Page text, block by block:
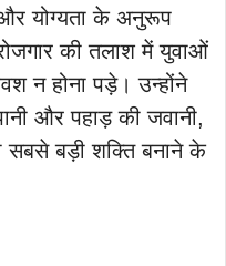
योग्यता के अनुरूप
की तलाश में युवाओं
न होना पड़े। उन्होंने
और पहाड़ की जवानी,
सबसे बड़ी शक्ति बनाने के